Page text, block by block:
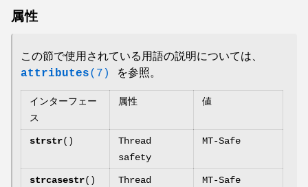
属性
この節で使用されている用語の説明については、
attributes(7) を参照。
インターフェー
ス
属性 値
strstr()
Thread
safety
MT-Safe
strcasestr()
Thread
MT-Safe